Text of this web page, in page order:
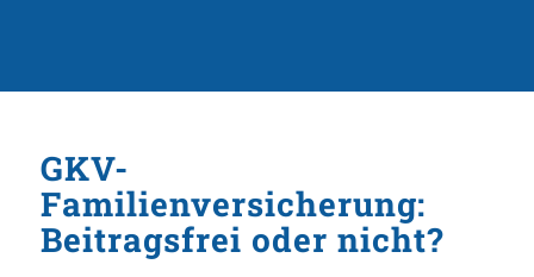
GKV-
Familienversicherung:
Beitragsfrei oder nicht?